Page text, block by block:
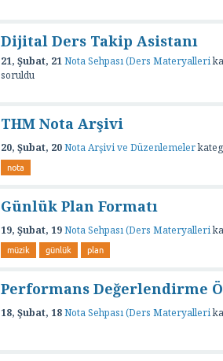
Dijital Ders Takip Asistanı
21, Şubat, 21Nota Sehpası (Ders Materyalleri
soruldu
THM Nota Arşivi
20, Şubat, 20Nota Arşivi ve Düzenlemeler
nota
Günlük Plan Formatı
19, Şubat, 19Nota Sehpası (Ders Materyalleri
müzik günlük plan
Performans Değerlendirme
18, Şubat, 18Nota Sehpası (Ders Materyalleri